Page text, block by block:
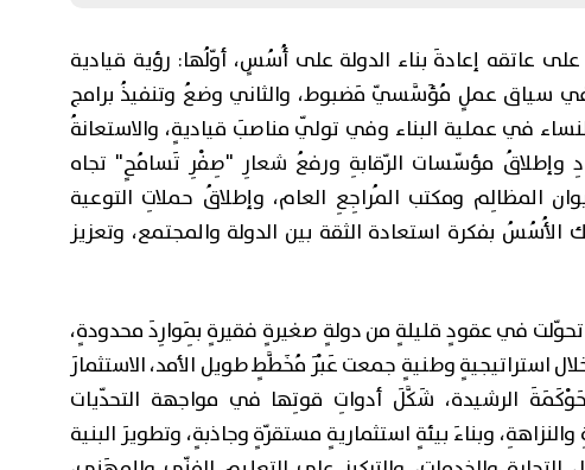
عاتقه إعادةَ بناء الدولة على أُسُسٍ، أوّلُها: رؤية قيادية
في سياق عملٍ مُؤَسَّسيّ مَضبوط، والثاني وضعُ وتنفيذُ برامج
في عملية البناء وفي تولّي مناصبَ قياديةٍ، والاستعانةُ
وإطلاقُ مؤسّسات الرّقابةِ ورفعُ شعارِ "صِفْرِ تَسامُحٍ" تجاه
المظالِم ومكتب المُراجِعِ العام، وإطلاقُ حملاتِ التوعية
بفكرة استعادة الثقة بين الدولة والمجتمع، وتعزيز
تحوّلت في عقودٍ قليلةٍ من دولةٍ صغيرةٍ فقيرةٍ بِمَوارِدَ محدودةٍ،
استراتيجيةٍ وطنيةٍ جمعت عَبْرَ مُخَطَّطٍ طويل الأمد، الاستثمارَ
الرشيدة، شَكَّلَ أدواتِ قوتِها في مواجهة التحدّيات
وبناءَ بيئةٍ استثماريةٍ مستقرّةٍ وجاذبةٍ، وتطويرَ البنية